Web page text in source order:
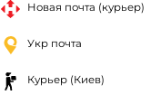
Новая почта (курьер)
Укр почта
Курьер (Киев)